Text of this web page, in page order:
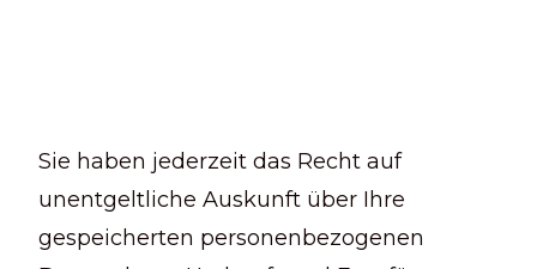
Sie haben jederzeit das Recht auf
unentgeltliche Auskunft über Ihre
gespeicherten personenbezogenen